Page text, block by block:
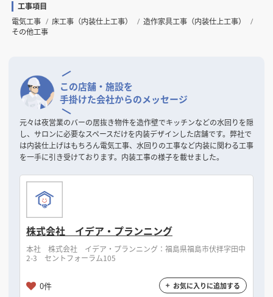
工事項目
電気工事
床工事（内装仕上工事）
造作家具工事（内装仕上工事）
その他工事
この店舗・施設を
手掛けた会社からのメッセージ
元々は夜営業のバーの居抜き物件を造作壁でキッチンなどの水回りを隠
し、サロンに必要なスペースだけを内装デザインした店舗です。弊社で
は内装仕上げはもちろん電気工事、水回りの工事など内装に関わる工事
を一手に引き受けております。内装工事の様子を載せました。
株式会社 イデア・プランニング
本社 株式会社 イデア・プランニング：福島県福島市伏拝字田中
2-3 セントフォーラム105
0件 お気に入りに追加する